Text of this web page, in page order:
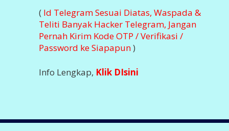
( Id Telegram Sesuai Diatas, Waspada &
Teliti Banyak Hacker Telegram, Jangan
Pernah Kirim Kode OTP / Verifikasi /
Password ke Siapapun)
Info Lengkap, Klik DIsini